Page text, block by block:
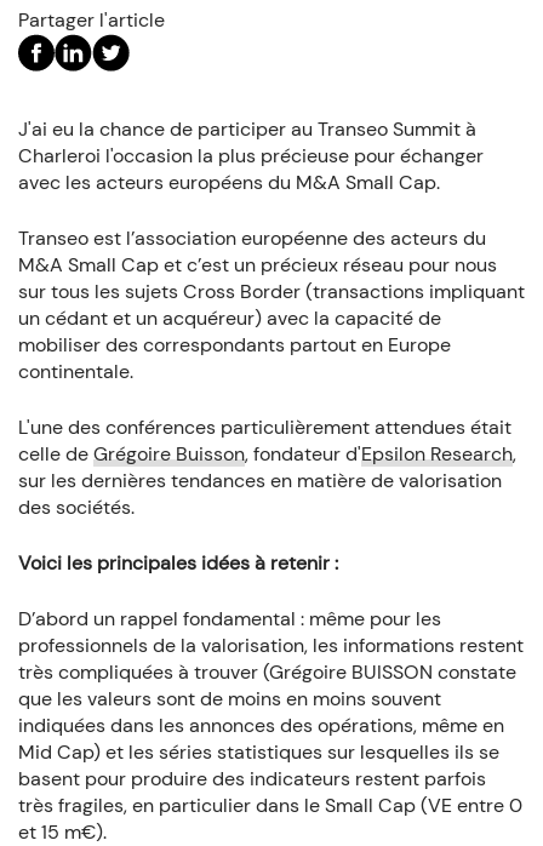
Partager l'article
J'ai eu la chance de participer au Transeo Summit à
Charleroi l'occasion la plus précieuse pour échanger
avec les acteurs européens du M&A Small Cap.
Transeo est l’association européenne des acteurs du
M&A Small Cap et c’est un précieux réseau pour nous
sur tous les sujets Cross Border (transactions impliquant
un cédant et un acquéreur) avec la capacité de
mobiliser des correspondants partout en Europe
continentale.
L'une des conférences particulièrement attendues était
celle deGrégoire Buisson, fondateur d'Epsilon Research,
sur les dernières tendances en matière de valorisation
des sociétés.
Voici les principales idées à retenir :
D’abord un rappel fondamental : même pour les
professionnels de la valorisation, les informations restent
très compliquées à trouver (Grégoire BUISSON constate
que les valeurs sont de moins en moins souvent
indiquées dans les annonces des opérations, même en
Mid Cap) et les séries statistiques sur lesquelles ils se
basent pour produire des indicateurs restent parfois
très fragiles, en particulier dans le Small Cap (VE entre 0
et 15 m€).